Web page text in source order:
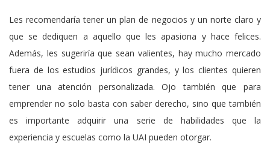
Les recomendaría tener un plan de negocios y un norte claro y
que se dediquen a aquello que les apasiona y hace felices.
Además, les sugeriría que sean valientes, hay mucho mercado
fuera de los estudios jurídicos grandes, y los clientes quieren
tener una atención personalizada. Ojo también que para
emprender no solo basta con saber derecho, sino que también
es importante adquirir una serie de habilidades que la
experiencia y escuelas como la UAI pueden otorgar.